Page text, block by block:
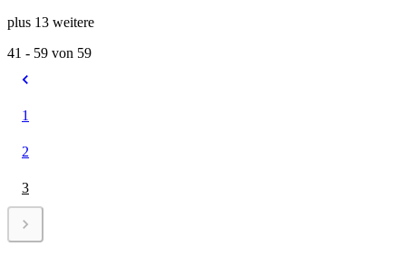
plus 13 weitere
41 - 59 von 59
1
2
3